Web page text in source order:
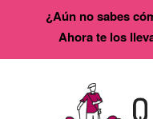
¿Aún no sabes
Ahora te los